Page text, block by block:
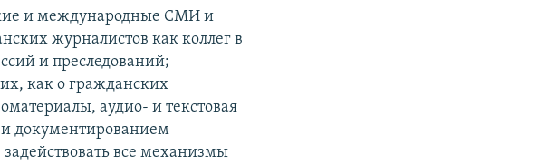
и международные СМИ и
журналистов как коллег в
и преследований;
как о гражданских
аудио- и текстовая
документированием
все механизмы